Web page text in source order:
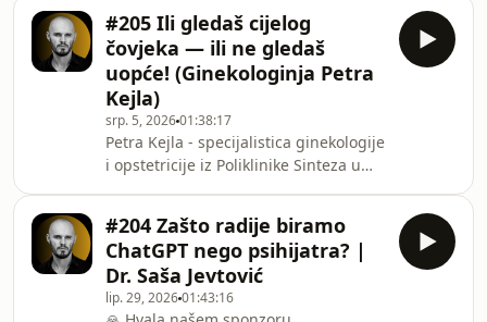
metoda jednog dana bude
dio LOOD KRUGA potpuno
BESPLATNOU novoj epizodi LOOD
Podcasta gost je dr. Goran Ivkić —
neurolog, neuroznanstvenik i
subspecijalist epileptolog na
Hrvatskom institutu za istraživanje
mozga; bavi se epilepsijama,
glavoboljama, stresom i
psihosomatikom, te poveznicom uma,
tijela
#205 Ili gledaš cijelog
čovjeka — ili ne gledaš
uopće! (Ginekologinja Petra
Kejla)
srp. 5, 202601:38:17
Petra Kejla - specijalistica ginekologije
i opstetricije iz Poliklinike Sinteza u
rušenju tabua o ženskom
zdravlju.&#39;&#39;Kako je moguće
da u eri neograničenih informacija na
internetu i društvenim mrežama
#204 Zašto radije biramo
ChatGPT nego psihijatra? |
Dr. Saša Jevtović
lip. 29, 202601:43:16